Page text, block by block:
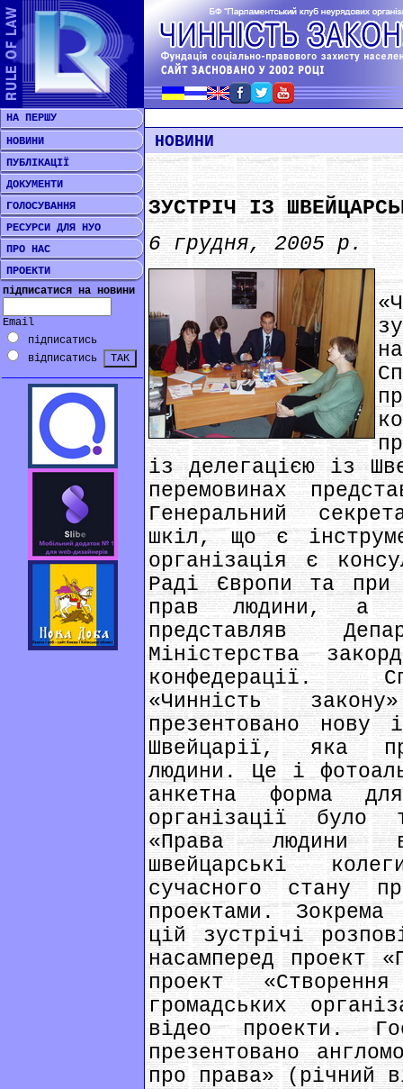
НА ПЕРШУ
НОВИНИ
ПУБЛІКАЦІЇ
ДОКУМЕНТИ
ГОЛОСУВАННЯ
РЕСУРСИ ДЛЯ НУО
ПРО НАС
ПРОЕКТИ
підписатися на новини
Email
підписатись
відписатись
НОВИНИ
ЗУСТРІЧ ІЗ
6 грудня, 2005 р.
із делегацією із
перемовинах
Генеральний
шкіл, що є
організація є
Раді Європи та при
прав людини, а
представляв
Міністерства
конфедерації.
«Чинність
презентовано нову
Швейцарії, яка
людини. Це і
анкетна форма
організації було
«Права людини
швейцарські
сучасного стану
проектами.
цій зустрічі
насамперед проект
проект
громадських
відео проекти.
презентовано
про права» (річний